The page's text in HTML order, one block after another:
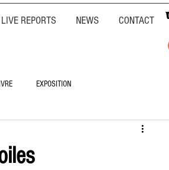
REPORTS NEWS CONTACT
EXPOSITION